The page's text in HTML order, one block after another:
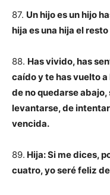
87. Un hijo es un hijo
hija es una hija el
88. Has vivido, has
caído y te has vuelto
de no quedarse
levantarse, de
vencida.
89. Hija: Si me dices,
cuatro, yo seré feliz